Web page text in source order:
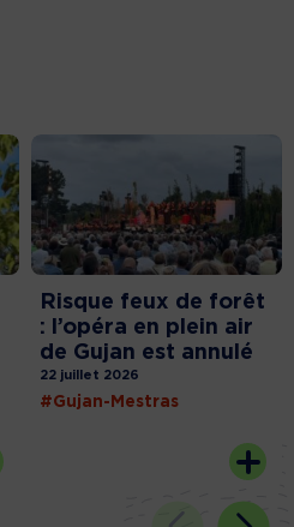
Risque feux de forêt
: l’opéra en plein air
de Gujan est annulé
22 juillet 2026
#Gujan-Mestras